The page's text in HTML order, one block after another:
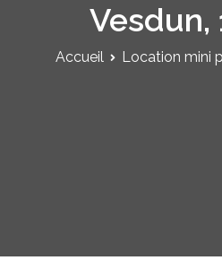
Vesdun,
Accueil Location mini